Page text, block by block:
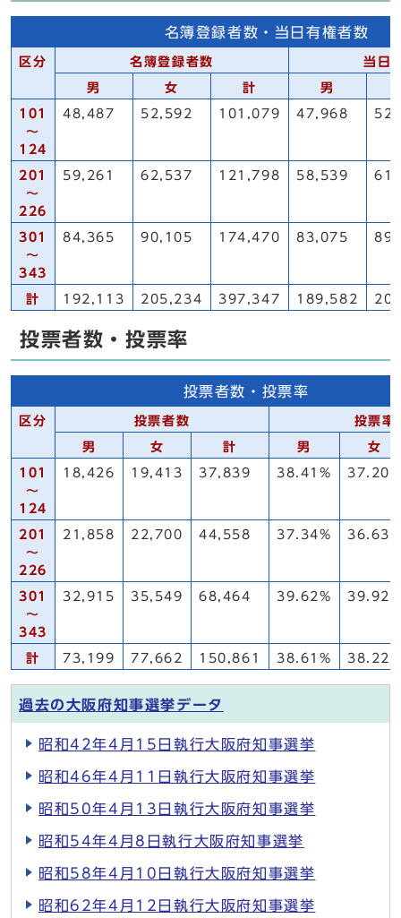
名簿登録者数・当日有権者数
区分 名簿登録者数 当日
男 女 計 男
101
～
124
48,487 52,592 101,079 47,968
201
～
226
59,261 62,537 121,798 58,539
301
～
343
84,365 90,105 174,470 83,075
計 192,113 205,234 397,347 189,582
投票者数・投票率
投票者数・投票率
区分 投票者数 投票率
男 女 計 男 女
101
～
124
18,426 19,413 37,839 38.41%
201
～
226
21,858 22,700 44,558 37.34%
301
～
343
32,915 35,549 68,464 39.62%
計 73,199 77,662 150,861 38.61%
過去の大阪府知事選挙データ
昭和42年4月15日執行大阪府知事選挙
昭和46年4月11日執行大阪府知事選挙
昭和50年4月13日執行大阪府知事選挙
昭和54年4月8日執行大阪府知事選挙
昭和58年4月10日執行大阪府知事選挙
昭和62年4月12日執行大阪府知事選挙